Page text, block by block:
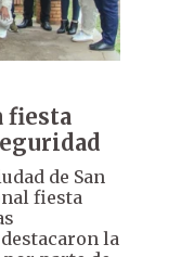
fiesta
de San
fiesta
la